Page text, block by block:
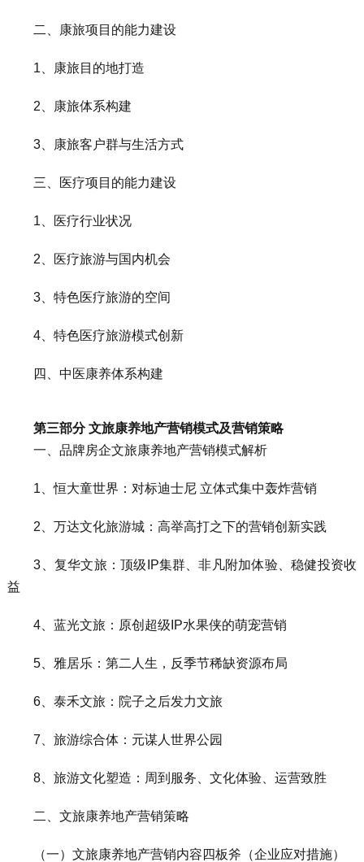
二、康旅项目的能力建设
1、康旅目的地打造
2、康旅体系构建
3、康旅客户群与生活方式
三、医疗项目的能力建设
1、医疗行业状况
2、医疗旅游与国内机会
3、特色医疗旅游的空间
4、特色医疗旅游模式创新
四、中医康养体系构建
第三部分 文旅康养地产营销模式及营销策略
一、品牌房企文旅康养地产营销模式解析
1、恒大童世界：对标迪士尼 立体式集中轰炸营销
2、万达文化旅游城：高举高打之下的营销创新实践
3、复华文旅：顶级IP集群、非凡附加体验、稳健投资收
益
4、蓝光文旅：原创超级IP水果侠的萌宠营销
5、雅居乐：第二人生，反季节稀缺资源布局
6、泰禾文旅：院子之后发力文旅
7、旅游综合体：元谋人世界公园
8、旅游文化塑造：周到服务、文化体验、运营致胜
二、文旅康养地产营销策略
（一）文旅康养地产营销内容四板斧（企业应对措施）